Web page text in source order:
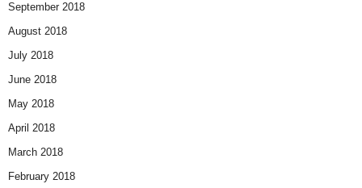
September 2018
August 2018
July 2018
June 2018
May 2018
April 2018
March 2018
February 2018